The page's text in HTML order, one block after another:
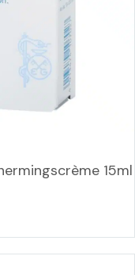
15ml